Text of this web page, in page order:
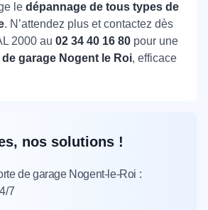
le dépannage de tous types de
. N’attendez plus et contactez dès
2000 au 02 34 40 16 80 pour une
garage Nogent le Roi, efficace
nos solutions !
de garage Nogent-le-Roi :
7